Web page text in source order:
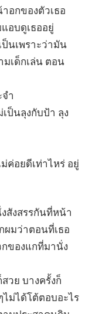
อกของตัวเธอ
อบดูเธออยู่
นเพราะว่ามัน
เด็กเล่น ตอน
ำ
ป็นลุงกับป้า ลุง
ค่อยดีเท่าไหร่ อยู่
สังสรรกันที่หน้า
ผมว่าตอนที่เธอ
ของแกที่มานั่ง
วย บางครั้งก็
ม่ได้โต้ตอบอะไร